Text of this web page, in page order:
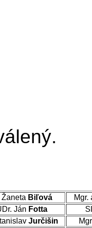
Žaneta Biľová
Mgr.
Ján Fotta
Jurčišin